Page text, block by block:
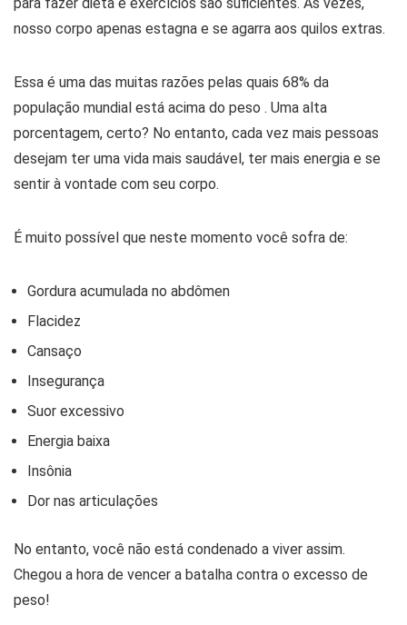
nosso corpo apenas estagna e se agarra aos quilos extras.
Essa é uma das muitas razões pelas quais 68% da
população mundial está acima do peso . Uma alta
porcentagem, certo? No entanto, cada vez mais pessoas
desejam ter uma vida mais saudável, ter mais energia e se
sentir à vontade com seu corpo.
É muito possível que neste momento você sofra de:
Gordura acumulada no abdômen
Flacidez
Cansaço
Insegurança
Suor excessivo
Energia baixa
Insônia
Dor nas articulações
No entanto, você não está condenado a viver assim.
Chegou a hora de vencer a batalha contra o excesso de
peso!